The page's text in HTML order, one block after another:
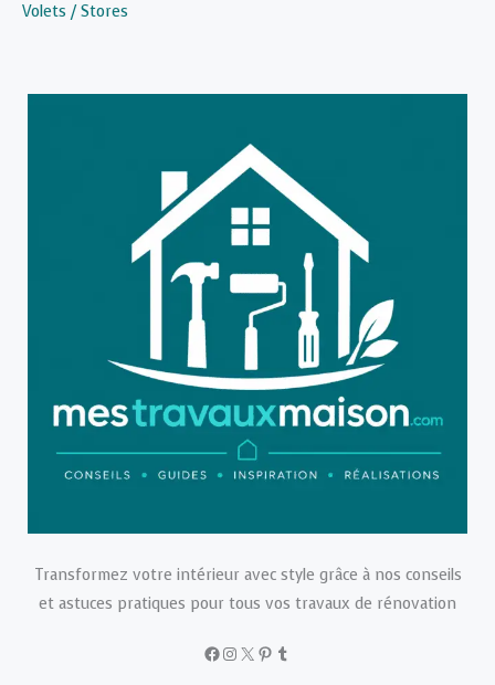
Volets / Stores
Transformez votre intérieur avec style grâce à nos conseils
et astuces pratiques pour tous vos travaux de rénovation
Facebook
Instagram
X Pinterest
Tumblr